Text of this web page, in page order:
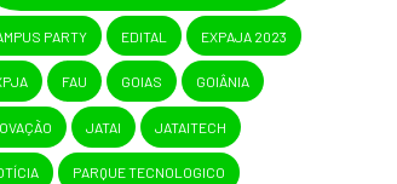
PARTY EDITAL EXPAJA 2023
FAU GOIAS GOIÂNIA
JATAI JATAITECH
PARQUE TECNOLOGICO